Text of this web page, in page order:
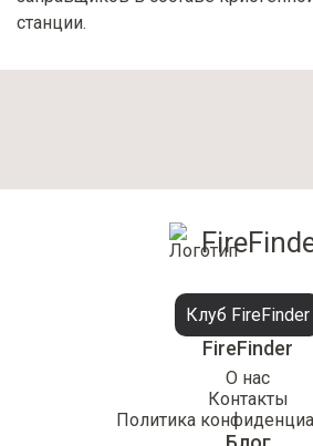
станции.
Клуб FireFinder
FireFinder
О нас
Контакты
Политика